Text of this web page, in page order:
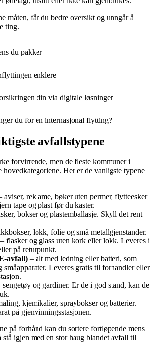
måten, får du bedre oversikt og unngår å
ting.
du pakker
enklere
din via digitale løsninger
du for en internasjonal flytting?
avfallstypene
forvirrende, men de fleste kommuner i
hovedkategoriene. Her er de vanligste typene
aviser, reklame, bøker uten permer, flytteesker
tape og plast før du kaster.
bokser og plastemballasje. Skyll det rent
lokk, folie og små metallgjenstander.
– flasker og glass uten kork eller lokk. Leveres i
på returpunkt.
avfall) – alt med ledning eller batteri, som
småapparater. Leveres gratis til forhandler eller
og gardiner. Er de i god stand, kan de
kjemikalier, spraybokser og batterier.
på gjenvinningsstasjonen.
på forhånd kan du sortere fortløpende mens
stå igjen med en stor haug blandet avfall til